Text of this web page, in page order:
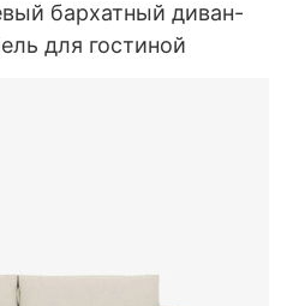
бархатный диван-
для гостиной